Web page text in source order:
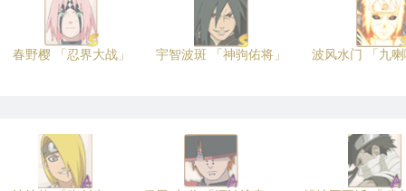
春野樱 「忍界大战」 宇智波斑 「神驹佑将」 波风水门 「九